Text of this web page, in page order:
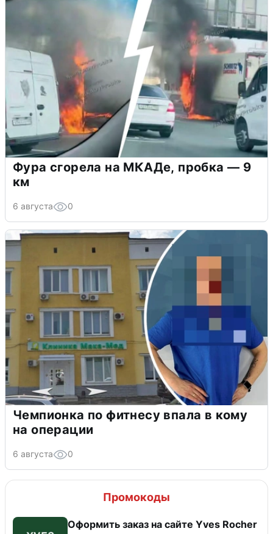
Фура сгорела на МКАДе, пробка — 9
км
6 августа 0
Чемпионка по фитнесу впала в кому
на операции
6 августа 0
Промокоды
Оформить заказ на сайте Yves Rocher